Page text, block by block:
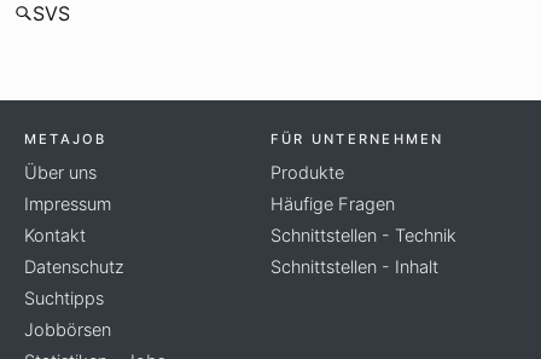
SVS
METAJOB
Über uns
Impressum
Kontakt
Datenschutz
Suchtipps
Jobbörsen
FÜR UNTERNEHMEN
Produkte
Häufige Fragen
Schnittstellen - Technik
Schnittstellen - Inhalt